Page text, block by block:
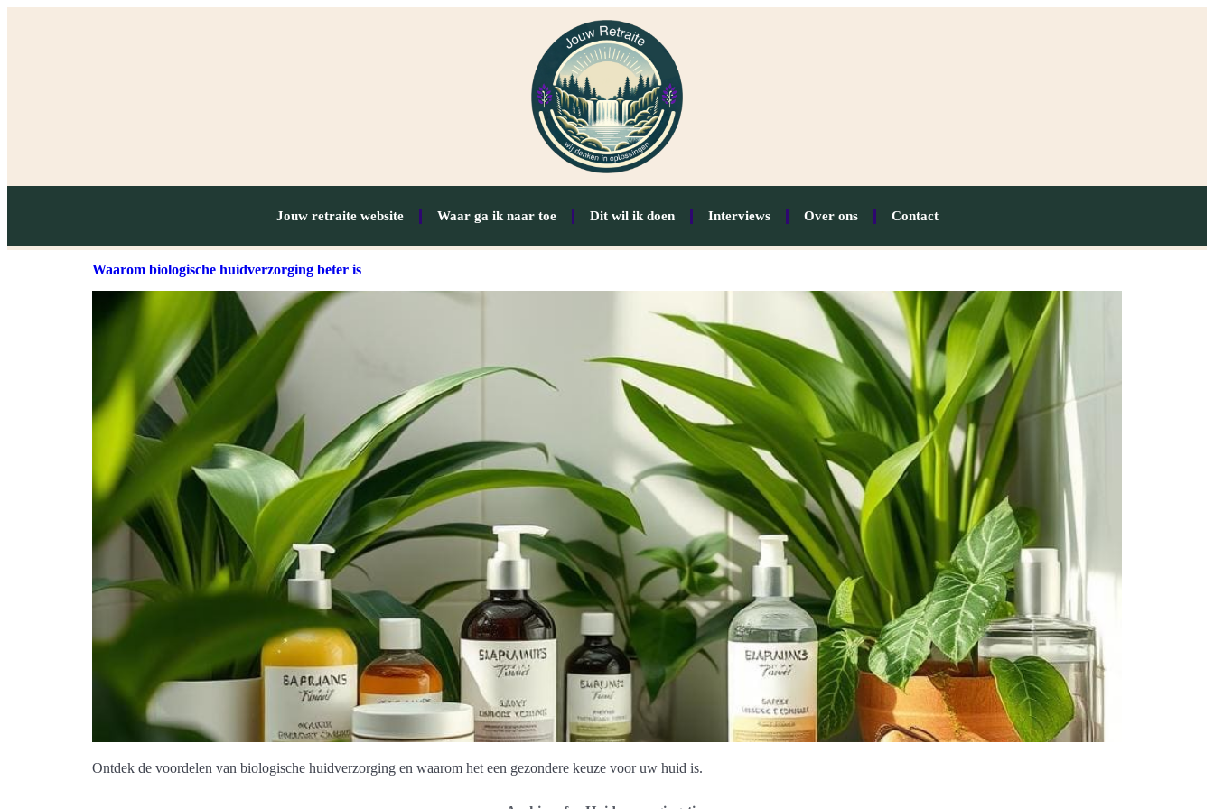
Jouw retraite website Waar ga ik naar toe Dit wil ik doen Interviews Over ons Contact
Waarom biologische huidverzorging beter is
Ontdek de voordelen van biologische huidverzorging en waarom het een gezondere keuze voor uw huid is.